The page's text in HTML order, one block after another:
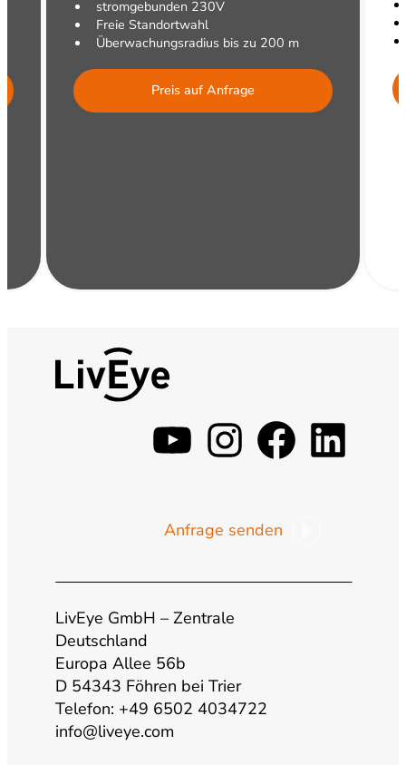
stromgebunden 230V
Freie Standortwahl
Überwachungsradius bis zu 200 m
Preis auf Anfrage
y
u
t
b
s
t
g
e
k
Anfrage senden
LivEye GmbH – Zentrale
Deutschland
Europa Allee 56b
D 54343 Föhren bei Trier
Telefon: +49 6502 4034722
info@liveye.com